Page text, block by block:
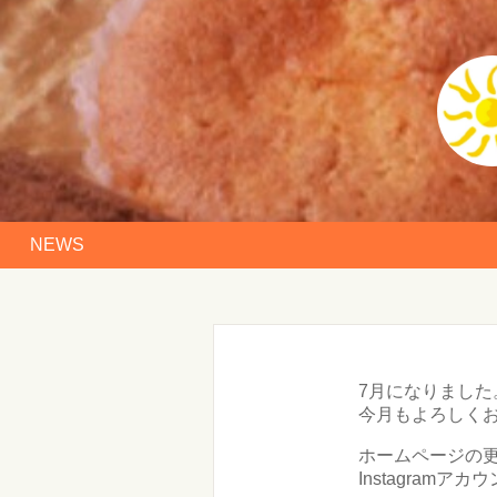
NEWS
7月になりまし
今月もよろしく
ホームページの
Instagramアカ